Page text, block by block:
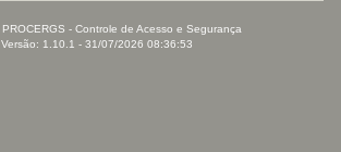
PROCERGS - Controle de Acesso e Segurança
Versão: 1.10.1 - 31/07/2026 08:36:53